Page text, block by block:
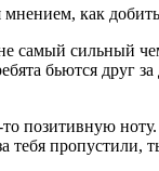
как
самый сильный
бьются друг
позитивную
тебя